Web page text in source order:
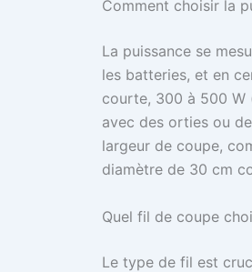
Comment choisir la
La puissance se
les batteries, et en
courte, 300 à 500 W
avec des orties ou
largeur de coupe,
diamètre de 30 cm
Quel fil de coupe
Le type de fil est